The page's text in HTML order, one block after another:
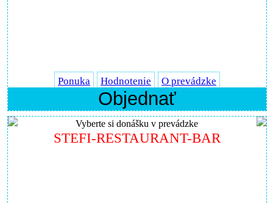
Ponuka Hodnotenie O prevádzke
Objednať
Vyberte si donášku v prevádzke
STEFI-RESTAURANT-BAR